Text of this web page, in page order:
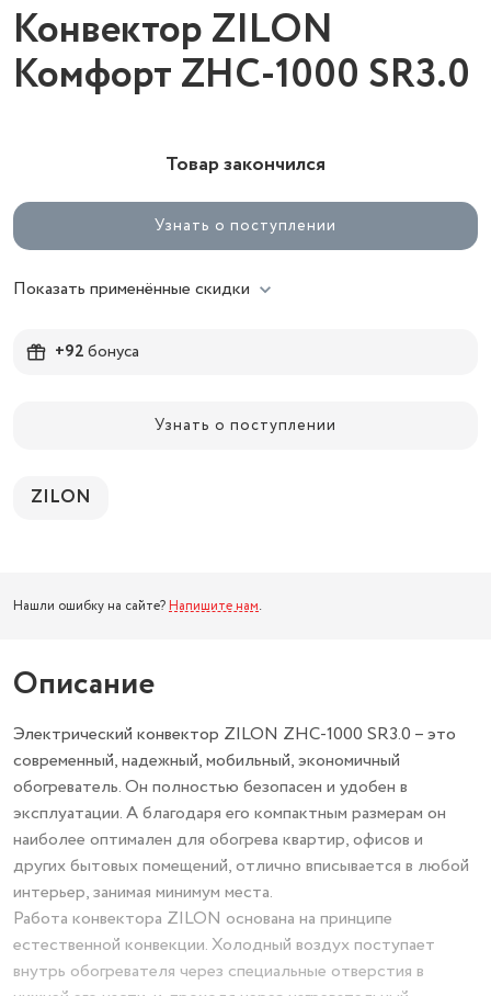
Конвектор ZILON
Комфорт ZHC-1000 SR3.0
Товар закончился
Узнать о поступлении
Показать применённые скидки
+92бонуса
Узнать о поступлении
ZILON
Нашли ошибку на сайте? Напишите нам.
Описание
Электрический конвектор ZILON ZHC-1000 SR3.0 – это
современный, надежный, мобильный, экономичный
обогреватель. Он полностью безопасен и удобен в
эксплуатации. А благодаря его компактным размерам он
наиболее оптимален для обогрева квартир, офисов и
других бытовых помещений, отлично вписывается в любой
интерьер, занимая минимум места.
Работа конвектора ZILON основана на принципе
естественной конвекции. Холодный воздух поступает
внутрь обогревателя через специальные отверстия в